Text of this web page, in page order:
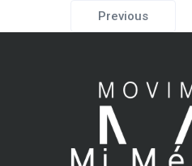
Previous